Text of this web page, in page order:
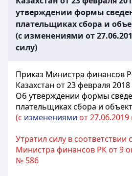
утверждении формы
плательщиках сбора и
(с изменениями от
силу)
Приказ Министра финансов
Казахстан от 23 февраля
Об утверждении формы
плательщиках сбора и
(с изменениями от 27.06.2019
Утратил силу в соответствии с
Министра финансов РК от 9
№ 586